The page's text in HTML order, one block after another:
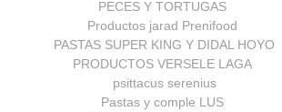
PECES Y TORTUGAS
Productos jarad Prenifood
PASTAS SUPER KING Y DIDAL HOYO
PRODUCTOS VERSELE LAGA
psittacus serenius
Pastas y comple LUS